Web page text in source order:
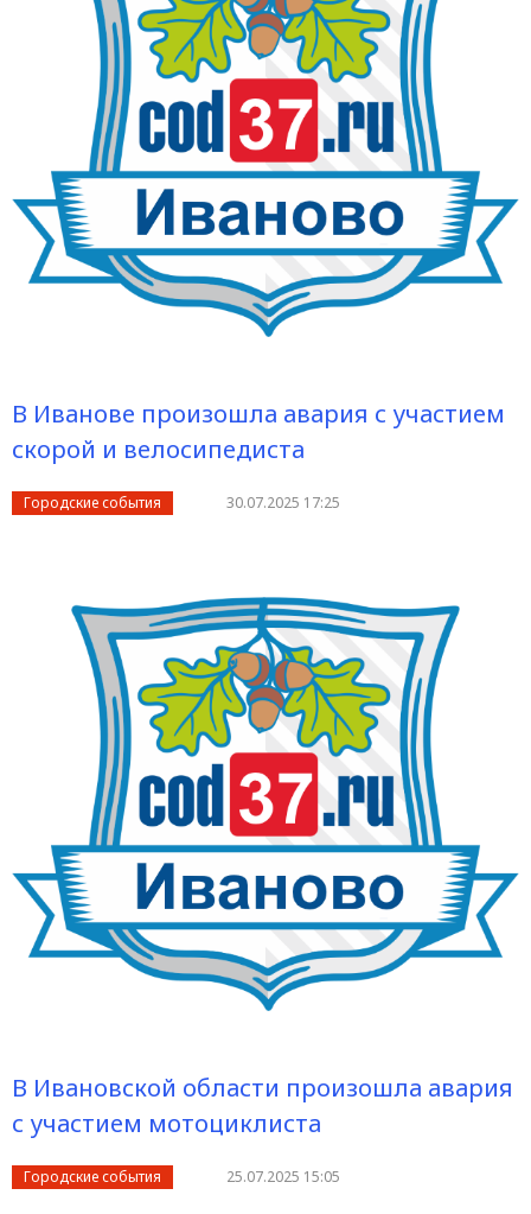
В Иванове произошла авария с участием
скорой и велосипедиста
Городские события 30.07.2025 17:25
В Ивановской области произошла авария
с участием мотоциклиста
Городские события 25.07.2025 15:05